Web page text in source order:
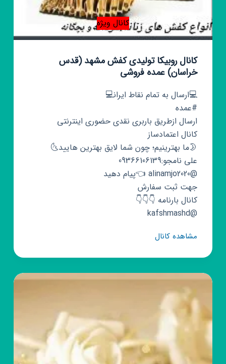
کانال ویژه
کانال روبیکا تولیدی کفش مشهد (قدس
خراسان) عمده فروشی
💻ارسال به تمام نقاط ایران‍💻
#عمده
ارسال ازطریق باربری نقدی حضوری اینترنتی
کانال اعتمادساز
🌛ما بهترینیم؛ چون شما لایق بهترین هایید🌜
علی نامجو:09366106139
@alinamjo2020 👈پیام دهید
جهت ثبت سفارش
کانال بارنامه 👇👇👇
@kafshmashd
مشاهده کانالکانال
تولیدی
کفش
فروشی